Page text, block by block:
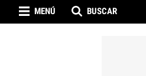
MENÚ BUSCAR